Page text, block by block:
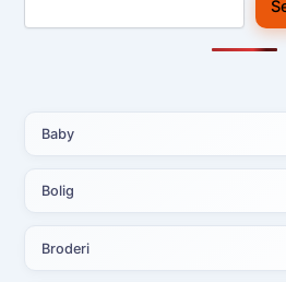
Baby
Bolig
Broderi